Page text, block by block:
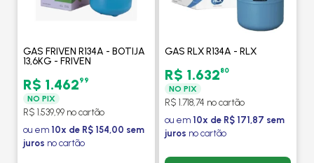
GAS FRIVEN R134A - BOTIJA
13,6KG - FRIVEN
R$ 1.46299
NO PIX
R$ 1.539,99 no cartão
ou em 10x de R$ 154,00 sem
juros no cartão
GAS RLX R134A - RLX
R$ 1.63280
NO PIX
R$ 1.718,74 no cartão
ou em 10x de R$ 171,87 sem
juros no cartão